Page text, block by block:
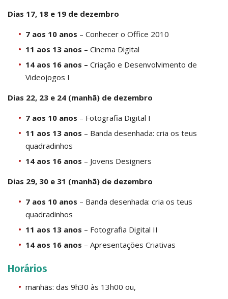
Dias 17, 18 e 19 de dezembro
7 aos 10 anos – Conhecer o Office 2010
11 aos 13 anos – Cinema Digital
14 aos 16 anos – Criação e Desenvolvimento de
Videojogos I
Dias 22, 23 e 24 (manhã) de dezembro
7 aos 10 anos – Fotografia Digital I
11 aos 13 anos – Banda desenhada: cria os teus
quadradinhos
14 aos 16 anos – Jovens Designers
Dias 29, 30 e 31 (manhã) de dezembro
7 aos 10 anos – Banda desenhada: cria os teus
quadradinhos
11 aos 13 anos – Fotografia Digital II
14 aos 16 anos – Apresentações Criativas
Horários
manhãs: das 9h30 às 13h00 ou,